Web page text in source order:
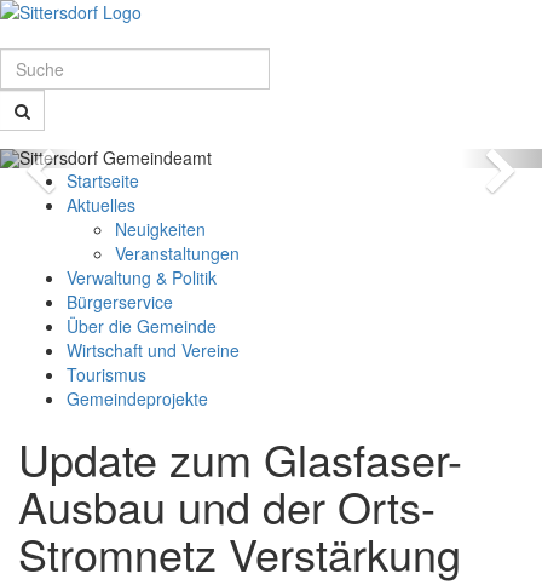
Schnellmenü
Zur
springen,
Accesskey
Zur
Hauptnavigation
springen,
Accesskey
springen,
Accesskey
Kontaktseite
Accesskey
Sitemap
springen,
Accesskey
Suche
vorheriges
Bild
Zum
Schnellmenü
Startseite
Aktuelles
Neuigkeiten
Veranstaltungen
Verwaltung & Politik
Bürgerservice
Über die Gemeinde
Wirtschaft und Vereine
Tourismus
Gemeindeprojekte
Zum
Schnellmenü
zurück
Update zum Glasfaser-
Ausbau und der Orts-
Stromnetz Verstärkung